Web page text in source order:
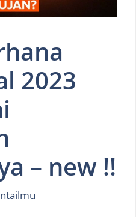
2023
– new !!